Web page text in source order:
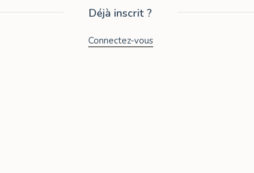
Déjà inscrit ?
Connectez-vous